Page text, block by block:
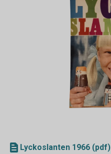
Lyckoslanten 1966 (pdf)